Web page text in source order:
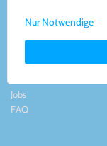
Über das Unternehmen
Partnerprogramm
Jobs
FAQ
Weitere
Deinen Rechten
Nur Notwendige